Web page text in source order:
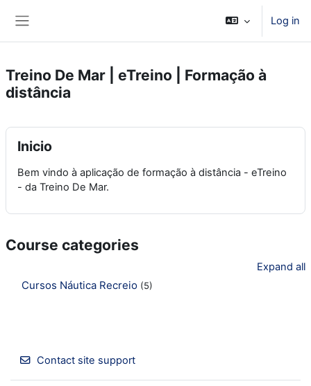
Log in
Treino De Mar | eTreino | Formação à
distância
Inicio
Bem vindo à aplicação de formação à distância - eTreino
- da Treino De Mar.
Course categories
Expand all
Cursos Náutica Recreio (5)
Contact site support